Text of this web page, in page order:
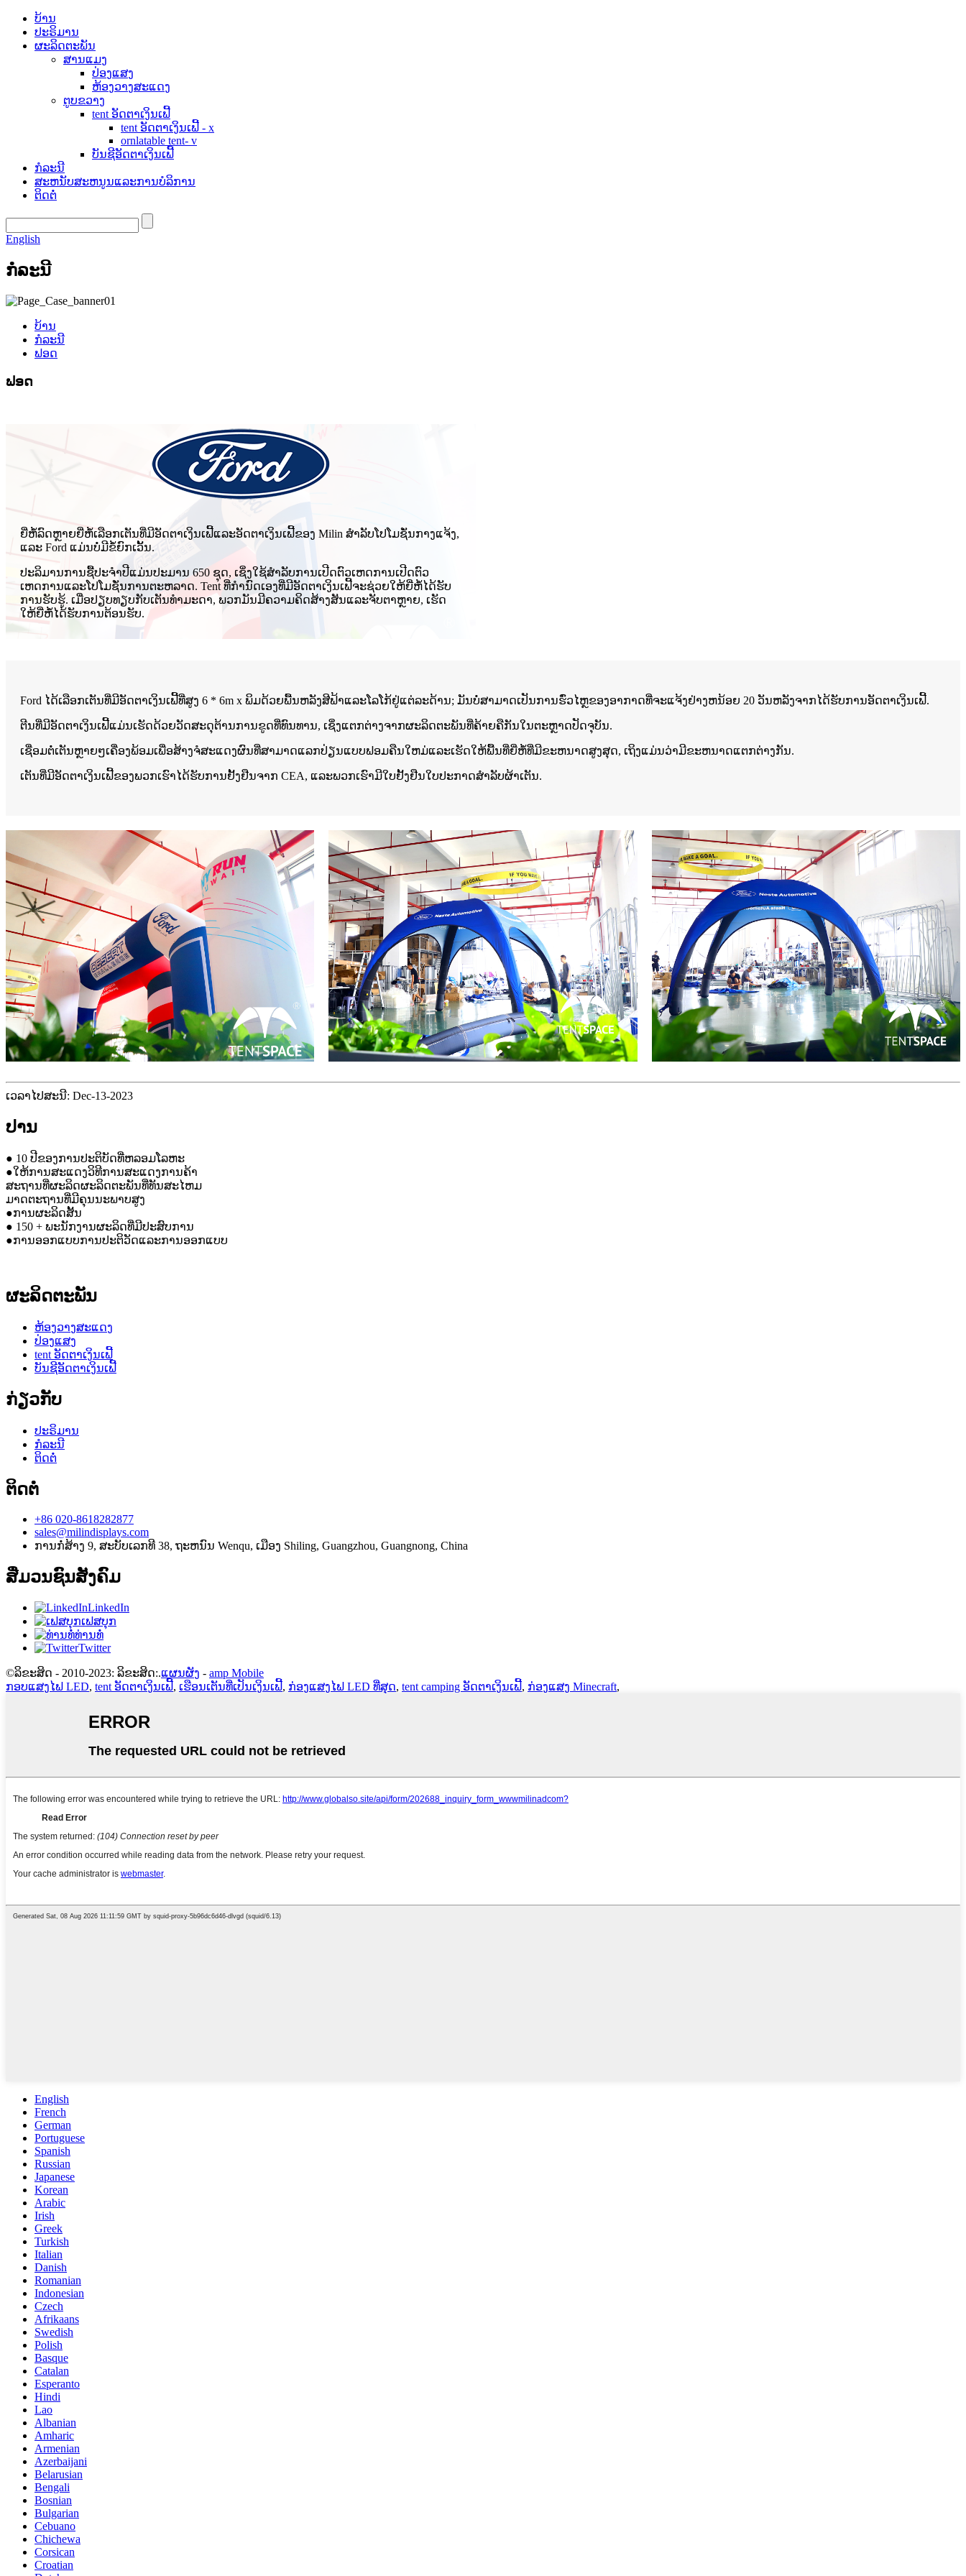
ບ້ານ
ປະຣິມານ
ຜະລິດຕະພັນ
ສານແມງ
ປ່ອງແສງ
ຫ້ອງວາງສະແດງ
ຕູບຂວາງ
tent ອັດຕາເງິນເຟີ້
tent ອັດຕາເງິນເຟີ້ - x
ornlatable tent- v
ບັນຊີອັດຕາເງິນເຟີ້
ກໍລະນີ
ສະຫນັບສະຫນູນແລະການບໍລິການ
ຕິດຕໍ່
English
ກໍລະນີ
ບ້ານ
ກໍລະນີ
ຟອດ
ຟອດ
ຍີ່ຫໍ້ລົດຫຼາຍຍີ່ຫໍ້ເລືອກເຕັນທີ່ມີອັດຕາເງິນເຟີ້ແລະອັດຕາເງິນເຟີ້ຂອງ Milin ສໍາລັບໂປໂມຊັ່ນກາງແຈ້ງ,
ແລະ Ford ແມ່ນບໍ່ມີຂໍ້ຍົກເວັ້ນ.
ປະລິມານການຊື້ປະຈໍາປີແມ່ນປະມານ 650 ຊຸດ, ເຊິ່ງໃຊ້ສໍາລັບການເປີດຕົວເຫດການເປີດຕົວ
ເຫດການແລະໂປໂມຊັ່ນການຕະຫລາດ. Tent ທີ່ກໍານົດເອງທີ່ມີອັດຕາເງິນເຟີ້ຈະຊ່ວຍໃຫ້ຍີ່ຫໍ້ໄດ້ຮັບ
ການຮັບຮູ້. ເມື່ອປຽບທຽບກັບເຕັນທໍາມະດາ, ພວກມັນມີຄວາມຄິດສ້າງສັນແລະຈັບຕາຫຼາຍ, ເຮັດ
ໃຫ້ຍີ່ຫໍ້ໄດ້ຮັບການຕ້ອນຮັບ.
Ford ໄດ້ເລືອກເຕັນທີ່ມີອັດຕາເງິນເຟີ້ທີ່ສູງ 6 * 6m x ພິມດ້ວຍພື້ນຫລັງສີຟ້າແລະໂລໂກ້ຢູ່ແຕ່ລະດ້ານ; ມັນບໍ່ສາມາດເປັນການຮົ່ວໄຫຼຂອງອາກາດທີ່ຈະແຈ້ງຢ່າງຫນ້ອຍ 20 ວັນຫລັງຈາກໄດ້ຮັບການອັດຕາເງິນເຟີ້.
ຕີນທີ່ມີອັດຕາເງິນເຟີ້ແມ່ນເຮັດດ້ວຍວັດສະດຸຕ້ານການຂູດທີ່ທົນທານ, ເຊິ່ງແຕກຕ່າງຈາກຜະລິດຕະພັນທີ່ຄ້າຍຄືກັນໃນຕະຫຼາດປັດຈຸບັນ.
ເຊື່ອມຕໍ່ເຕັນຫຼາຍໆເຄື່ອງພ້ອມເພື່ອສ້າງຈໍສະແດງຜົນທີ່ສາມາດແລກປ່ຽນແບບຟອມຄືນໃຫມ່ແລະເຮັດໃຫ້ພື້ນທີ່ຍີ່ຫໍ້ທີ່ມີຂະຫນາດສູງສຸດ, ເຖິງແມ່ນວ່າມີຂະຫນາດແຕກຕ່າງກັນ.
ເຕັນທີ່ມີອັດຕາເງິນເຟີ້ຂອງພວກເຮົາໄດ້ຮັບການຢັ້ງຢືນຈາກ CEA, ແລະພວກເຮົາມີໃບຢັ້ງຢືນໃບປະກາດສໍາລັບຜ້າເຕັນ.
ເວລາໄປສະນີ: Dec-13-2023
ປານ
● 10 ປີຂອງການປະຕິບັດທີ່ຫລອມໂລຫະ
●ໃຫ້ການສະແດງວິທີການສະແດງການຄ້າ
ສະຖານທີ່ຜະລິດຜະລິດຕະພັນທີ່ທັນສະໄຫມ
ມາດຕະຖານທີ່ມີຄຸນນະພາບສູງ
●ການຜະລິດສັ້ນ
● 150 + ພະນັກງານຜະລິດທີ່ມີປະສົບການ
●ການອອກແບບການປະຕິວັດແລະການອອກແບບ
ຜະລິດຕະພັນ
ຫ້ອງວາງສະແດງ
ປ່ອງແສງ
tent ອັດຕາເງິນເຟີ້
ບັນຊີອັດຕາເງິນເຟີ້
ກ່ຽວກັບ
ປະຣິມານ
ກໍລະນີ
ຕິດຕໍ່
ຕິດຕໍ່
+86 020-8618282877
sales@milindisplays.com
ການກໍ່ສ້າງ 9, ສະບັບເລກທີ 38, ຖະຫນົນ Wenqu, ເມືອງ Shiling, Guangzhou, Guangnong, China
ສື່ມວນຊົນສັງຄົມ
LinkedIn
ເຟສບຸກ
ທ່ານທໍ່
Twitter
©ລິຂະສິດ - 2010-2023: ລິຂະສິດ:.ແຜນຜັງ - amp Mobile
ກອບແສງໄຟ LED, tent ອັດຕາເງິນເຟີ້, ເຮືອນເຕັນທີ່ເປັນເງິນເຟີ້, ກ່ອງແສງໄຟ LED ທີ່ສຸດ, tent camping ອັດຕາເງິນເຟີ້, ກ່ອງແສງ Minecraft,
English
French
German
Portuguese
Spanish
Russian
Japanese
Korean
Arabic
Irish
Greek
Turkish
Italian
Danish
Romanian
Indonesian
Czech
Afrikaans
Swedish
Polish
Basque
Catalan
Esperanto
Hindi
Lao
Albanian
Amharic
Armenian
Azerbaijani
Belarusian
Bengali
Bosnian
Bulgarian
Cebuano
Chichewa
Corsican
Croatian